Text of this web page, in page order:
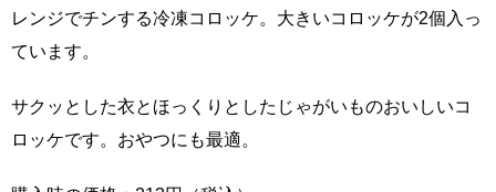
レンジでチンする冷凍コロッケ。大きいコロッケが2個入っ
ています。
サクッとした衣とほっくりとしたじゃがいものおいしいコ
ロッケです。おやつにも最適。